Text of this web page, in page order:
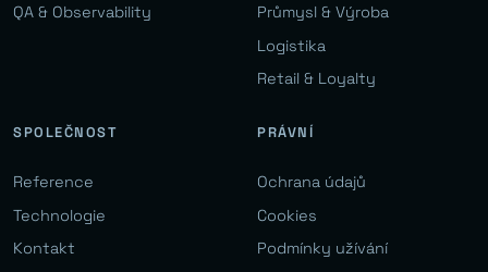
QA & Observability
Průmysl & Výroba
Logistika
Retail & Loyalty
SPOLEČNOST
Reference
Technologie
Kontakt
PRÁVNÍ
Ochrana údajů
Cookies
Podmínky užívání